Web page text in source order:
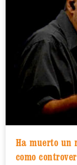
Ha muerto un
como